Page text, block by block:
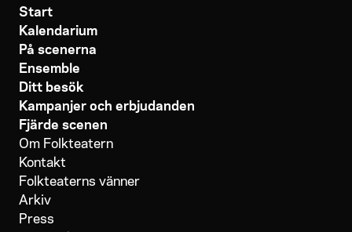
Start
Kalendarium
På scenerna
Ensemble
Ditt besök
Kampanjer och erbjudanden
Fjärde scenen
Om Folkteatern
Kontakt
Folkteaterns vänner
Arkiv
Press